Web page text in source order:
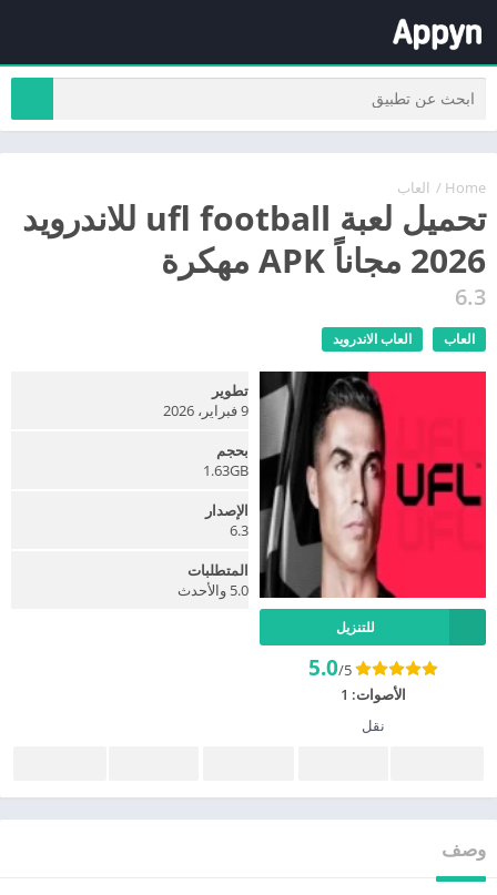
Home
/ العاب
تحميل لعبة ufl football للاندرويد
2026 مجاناً APK مهكرة
6.3
العاب العاب الاندرويد
للتنزيل
5.0/5
الأصوات: 1
نقل
تطوير
9 فبراير، 2026
بحجم
1.63GB
الإصدار
6.3
المتطلبات
5.0 والأحدث
وصف